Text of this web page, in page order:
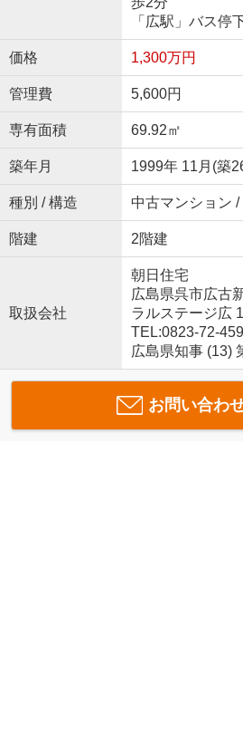
「広駅」バス
価格 1,300万円
管理費 5,600円
専有面積 69.92㎡
築年月 1999年 11月(築
種別 / 構造 中古マンション
階建 2階建
取扱会社
朝日住宅
広島県呉市広古
ラルステージ広
TEL:0823-72-
広島県知事 (13)
お問い合わ